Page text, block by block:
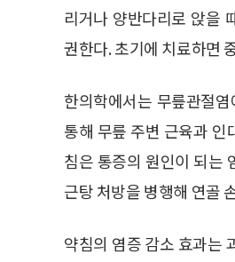
리거나 양반다리로 앉을
권한다. 초기에 치료하면
한의학에서는 무릎관절
통해 무릎 주변 근육과
침은 통증의 원인이 되는
근탕 처방을 병행해 연골
약침의 염증 감소 효과는